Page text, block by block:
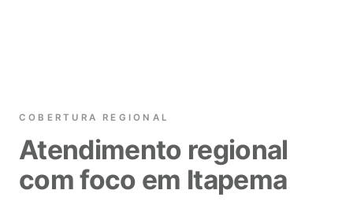
COBERTURA REGIONAL
Atendimento regional
com foco em Itapema